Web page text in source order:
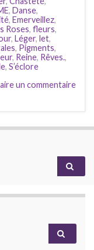
, Danse,
, Emerveillez,
Roses, fleurs,
, Léger, let,
, Pigments,
, Reine, Rêves.,
, S’éclore
un commentaire